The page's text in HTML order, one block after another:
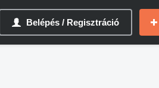
Belépés / Regisztráció